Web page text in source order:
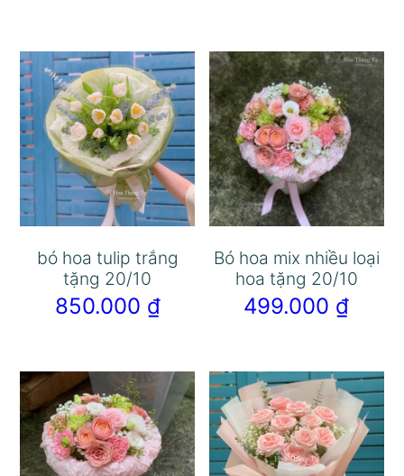
bó hoa tulip trắng
tặng 20/10
850.000 ₫
Bó hoa mix nhiều loại
hoa tặng 20/10
499.000 ₫